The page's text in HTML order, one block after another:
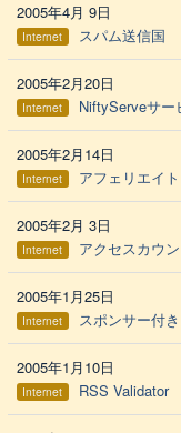
2005年4月 9日
Internet スパム送信国
2005年2月20日
Internet NiftyServeサー
2005年2月14日
Internet アフェリエイト
2005年2月 3日
Internet アクセスカウ
2005年1月25日
Internet スポンサー付
2005年1月10日
Internet RSS Validator